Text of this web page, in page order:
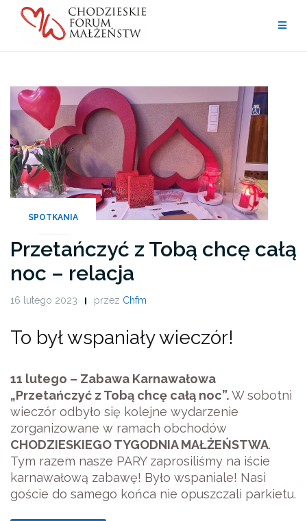
Przejdź
Aktualności
SPOTKANIA
Przetańczyć z Tobą chcę całą
noc – relacja
16 lutego 2023 przez Chfm
To był wspaniały wieczór!
11 lutego – Zabawa Karnawałowa
„Przetańczyć z Tobą chcę całą noc”.W sobotni
wieczór odbyło się kolejne wydarzenie
zorganizowane w ramach obchodów
CHODZIESKIEGO TYGODNIA MAŁŻEŃSTWA.
Tym razem nasze PARY zaprosiliśmy na iście
karnawałową zabawę! Było wspaniale! Nasi
goście do samego końca nie opuszczali parkietu.